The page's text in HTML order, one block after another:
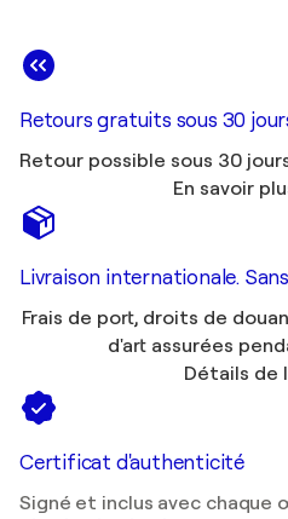
Retours gratuits sous 30
Retour possible sous 30
En savoir
Livraison internationale.
Frais de port, droits de
d'art assurées
Détails de
Certificat d'authenticité
Signé et inclus avec chaque